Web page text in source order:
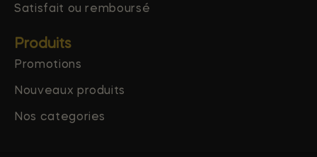
Satisfait ou remboursé
Produits
Promotions
Nouveaux produits
Nos categories